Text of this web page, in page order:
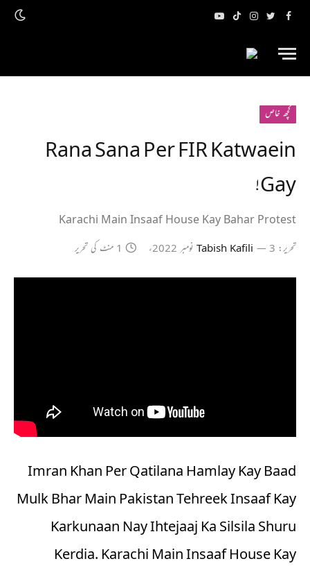
فیس
ٹویٹر انسٹاگرام
ٹک
یوٹیوب
کچھ خاص
Rana Sana Per FIR Katwaein
Gay!
Karachi Main Insaaf House Kay Bahar Protest
تحریر: Tabish Kafili 3 نومبر 2022ء 1 منٹ کی تحریر
Imran Khan Per Qatilana Hamlay Kay Baad
Mulk Bhar Main Pakistan Tehreek Insaaf Kay
Karkunaan Nay Ihtejaaj Ka Silsila Shuru
Kerdia. Karachi Main Insaaf House Kay